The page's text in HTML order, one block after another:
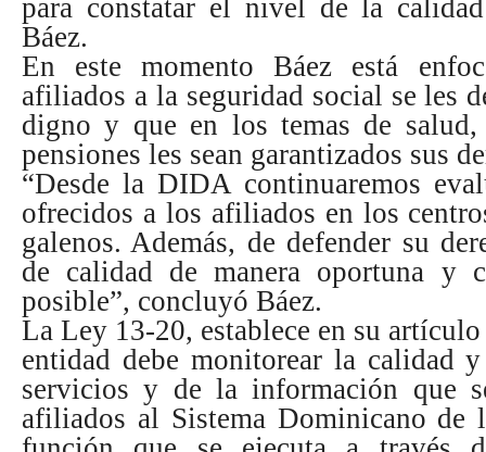
para constatar el nivel de la
Báez.
En este momento Báez está
afiliados a la seguridad social se les
digno y que en los temas de
pensiones les sean garantizados sus
“Desde la DIDA continuaremos
ofrecidos a los afiliados en los
galenos. Además, de defender su
de calidad de manera oportuna y
posible”, concluyó Báez.
La Ley 13-20, establece en su
entidad debe monitorear la calidad
servicios y de la información que
afiliados al Sistema Dominicano de